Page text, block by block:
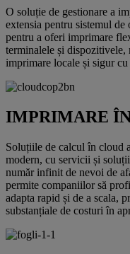
O soluție de gestionare a
extensia pentru sistemul
pentru a oferi imprimare
terminalele și dispozitivele,
imprimare locale și sigur
IMPRIMARE
Soluțiile de calcul în cloud
modern, cu servicii și
număr infinit de nevoi de
permite companiilor să
adapta rapid și de a scala,
substanțiale de costuri în